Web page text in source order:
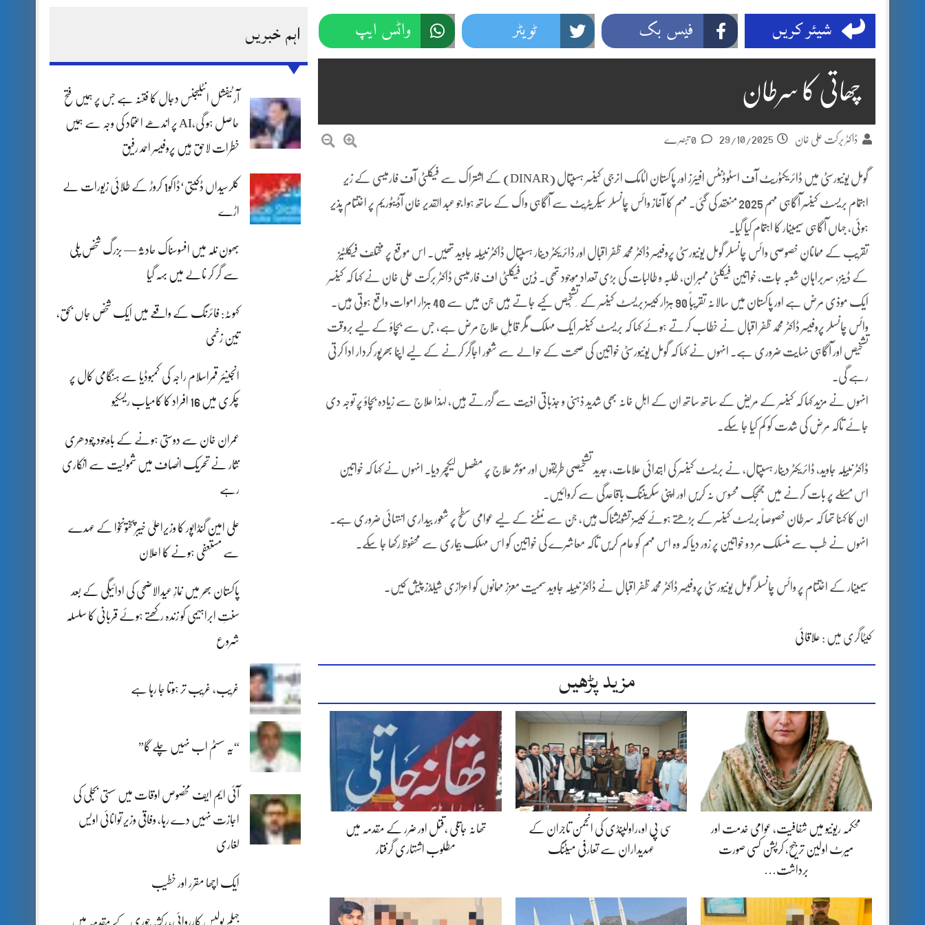
اہم خبریں
آرٹیفشل انٹلیجنس دجال کا فتنہ ہے جس پر ہمیں فتح
حاصل ہو گی،AI پر اندھے اعتماد کی وجہ سے ہمیں
خطرات لاحق ہیں پروفیسر احمد رفیق
کلرسیداں ڈکیتی‘ڈاکو1 کروڑ کے طلائی زیورات لے
اڑے
بھون نلہ میں افسوسناک حادثہ — بزرگ شخص پلی
سے گر کر نالے میں بہہ گیا
کہوٹہ: فائرنگ کے واقعے میں ایک شخص جاں بحق،
تین زخمی
انجینئر قمراسلام راجہ کی کمبوڈیا سے ہنگامی کال پر
چکری میں 16 افراد کا کامیاب ریسکیو
عمران خان سے دوستی ہونے کے باوجود چودھری
نثار نے تحریک انصاف میں شمولیت سے انکاری
رہے
علی امین گنڈاپور کا وزیراعلیٰ خیبرپختونخوا کے عہدے
سے مستعفی ہونے کا اعلان
پاکستان بھر میں نمازِ عیدالاضحی کی ادائیگی کے بعد
سنتِ ابراہیمی کو زندہ رکھتے ہوئے قربانی کا سلسلہ
شروع
غریب، غریب تر ہوتا جا رہا ہے
“یہ سسٹم اب نہیں چلے گا”
آئی ایم ایف مخصوص اوقات میں سستی بجلی کی
اجازت نہیں دے رہا، وفاقی وزیر توانائی اویس
لغاری
ایک اچھا مقرر اور خطیب
جہلم پولیس کارروائی، رکشہ چوری کے مقدمہ میں
شیئر کریں فیس بک ٹویٹر واٹس ایپ
چھاتی کا سرطان
ڈاکٹر برکت علی خان 29/10/2025
گومل یونیورسٹی میں ڈائریکٹوریٹ آف اسٹوڈنٹس افیئرز اور پاکستان اٹامک انرجی کینسر ہسپتال (DINAR) کے اشتراک سے فیکلٹی آف فارمیسی کے زیرِ
اہتمام بریسٹ کینسر آگاہی مہم 2025 منعقد کی گئی۔ مہم کا آغاز وائس چانسلر سیکریٹریٹ سے آگاہی واک کے ساتھ ہوا جو عبد القدیر خان آڈیٹوریم پر اختتام پذیر
ہوئی، جہاں آگاہی سیمینار کا اہتمام کیا گیا۔
تقریب کے مہمانانِ خصوصی وائس چانسلر گومل یونیورسٹی پروفیسر ڈاکٹر محمد ظفر اقبال اور ڈائریکٹر دینار ہسپتال ڈاکٹر نبیلہ جاوید تھیں۔ اس موقع پر مختلف فیکلٹیز
کے ڈینز، سربراہانِ شعبہ جات، خواتین فیکلٹی ممبران، طلبہ و طالبات کی بڑی تعداد موجود تھی۔ ڈین فیکلٹی اف فارمیسی ڈاکٹر برکت علی خان نے کہا کہ کینسر
ایک موذی مرض ہے اور پاکستان میں سالانہ تقریباً 90 ہزار کیسز بریسٹ کینسر کے تَشْخِیص کیے جاتے ہیں جن میں سے 40 ہزار اموات واقع ہوتی ہیں۔
وائس چانسلر پروفیسر ڈاکٹر محمد ظفر اقبال نے خطاب کرتے ہوئے کہا کہ بریسٹ کینسر ایک مہلک مگر قابلِ علاج مرض ہے، جس سے بچاؤ کے لیے بروقت
تشخیص اور آگاہی نہایت ضروری ہے۔ انہوں نے کہا کہ گومل یونیورسٹی خواتین کی صحت کے حوالے سے شعور اجاگر کرنے کے لیے اپنا بھرپور کردار ادا کرتی
رہے گی۔
انہوں نے مزید کہا کہ کینسر کے مریض کے ساتھ ساتھ ان کے اہلِ خانہ بھی شدید ذہنی و جذباتی اذیت سے گزرتے ہیں، لہٰذا علاج سے زیادہ بچاؤ پر توجہ دی
جائے تاکہ مرض کی شدت کو کم کیا جا سکے۔
ڈاکٹر نبیلہ جاوید، ڈائریکٹر دینار ہسپتال، نے بریسٹ کینسر کی ابتدائی علامات، جدید تشخیصی طریقوں اور مؤثر علاج پر مفصل لیکچر دیا۔ انہوں نے کہا کہ خواتین
اس مسئلے پر بات کرنے میں جھجک محسوس نہ کریں اور اپنی سکریننگ باقاعدگی سے کروائیں۔
ان کا کہنا تھا کہ سرطان خصوصاً بریسٹ کینسر کے بڑھتے ہوئے کیسز تشویشناک ہیں، جن سے نمٹنے کے لیے عوامی سطح پر شعور بیداری انتہائی ضروری ہے۔
انہوں نے طب سے منسلک مرد و خواتین پر زور دیا کہ وہ اس مہم کو عام کریں تاکہ معاشرے کی خواتین کو اس مہلک بیماری سے محفوظ رکھا جا سکے۔
سیمینار کے اختتام پر وائس چانسلر گومل یونیورسٹی پروفیسر ڈاکٹر محمد ظفر اقبال نے ڈاکٹر نبیلہ جاوید سمیت معزز مہمانوں کو اعزازی شیلڈز پیش کیں۔
کیٹاگری میں : علاقائی
مزید پڑھیں
محکمہ ریونیو میں شفافیت، عوامی خدمت اور
میرٹ اولین ترجیح، کرپشن کسی صورت
برداشت…
سی پی او،راولپنڈی کی انجمن تاجران کے
عہدیداران سے تعارفی میٹنگ
تھانہ جاتلی ،قتل اور ضرر کے مقدمہ میں
مطلوب اشتہاری گرفتار